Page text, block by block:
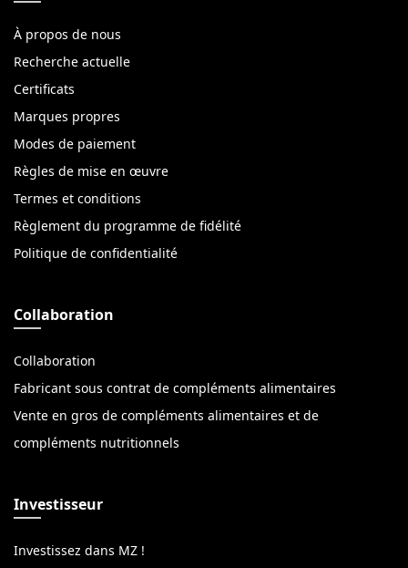
À propos de nous
Recherche actuelle
Certificats
Marques propres
Modes de paiement
Règles de mise en œuvre
Termes et conditions
Règlement du programme de fidélité
Politique de confidentialité
Collaboration
Collaboration
Fabricant sous contrat de compléments alimentaires
Vente en gros de compléments alimentaires et de
compléments nutritionnels
Investisseur
Investissez dans MZ !